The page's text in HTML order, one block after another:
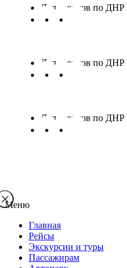
Меню
Главная
Рейсы
Экскурсии и туры
Пассажирам